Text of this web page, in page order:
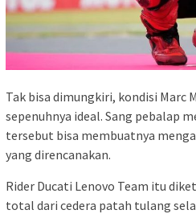
Tak bisa dimungkiri, kondisi Marc
sepenuhnya ideal. Sang pebalap
tersebut bisa membuatnya
yang direncanakan.
Rider Ducati Lenovo Team itu
total dari cedera patah tulang